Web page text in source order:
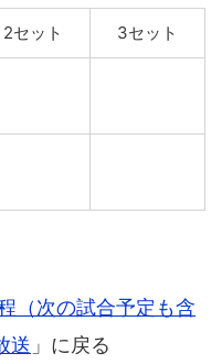
2セット 3セット
（次の試合予定も含
送 」に戻る